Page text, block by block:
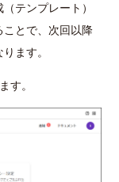
テンプレート）
ことで、次回以降
ます。
す。